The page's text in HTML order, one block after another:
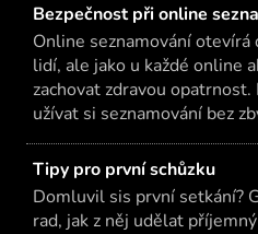
Bezpečnost při online
Online seznamování otevírá
lidí, ale jako u každé online
zachovat zdravou
užívat si seznamování bez
Tipy pro první schůzku
Domluvil sis první setkání?
rad, jak z něj udělat